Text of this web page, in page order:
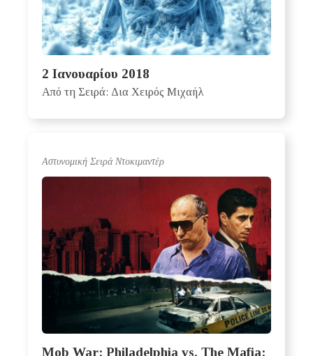
2 Ιανουαρίου 2018
Από τη Σειρά: Δια Χειρός Μιχαήλ
Aστυνομική Σειρά Nτοκιμαντέρ
Mob War: Philadelphia vs. The Mafia: